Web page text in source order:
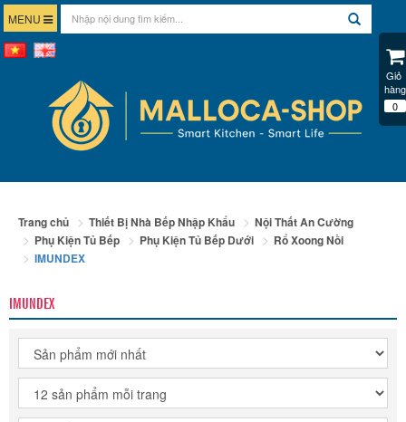
MENU
Trang chủ Thiết Bị Nhà Bếp Nhập Khẩu
Nội Thất An Cường
Phụ Kiện Tủ Bếp
Phụ Kiện Tủ Bếp Dưới
Rổ Xoong Nồi
IMUNDEX
IMUNDEX
Giỏ
hàng
0